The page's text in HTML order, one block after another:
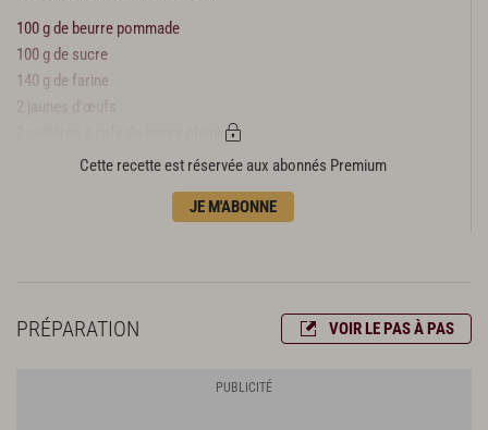
100 g de beurre pommade
100 g de sucre
140 g de farine
2 jaunes d'œufs
2 cuillères à café de levure chimique
1 belle pincée de fleur de sel
1 œuf + 1 jaune pour la dorure
Cette recette est réservée aux abonnés Premium
JE M'ABONNE
PRÉPARATION VOIR LE PAS À PAS